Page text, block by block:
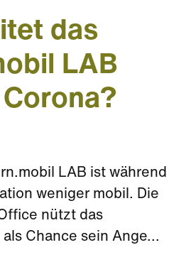
das
LAB
LAB ist während
weniger mobil. Die
nützt das
Chance sein Ange...